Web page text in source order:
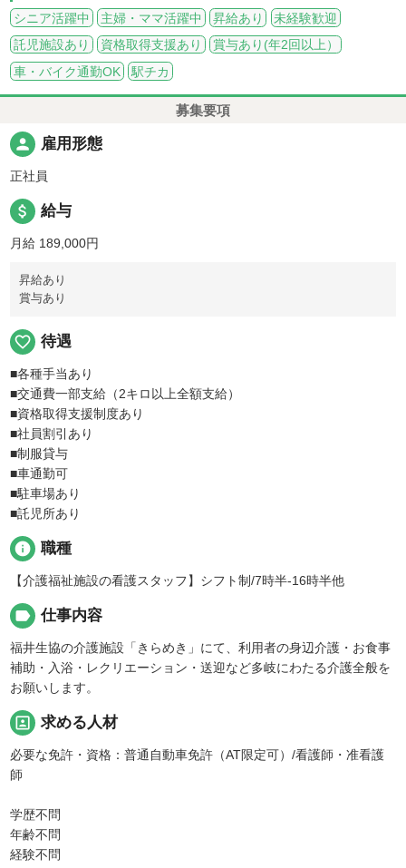
シニア活躍中
主婦・ママ活躍中 昇給あり
未経験歓迎
託児施設あり
資格取得支援あり
賞与あり(年2回以上）
車・バイク通勤OK
駅チカ
募集要項
person 雇用形態
正社員
attach_money 給与
月給 189,000円
昇給あり
賞与あり
favorite_border 待遇
■各種手当あり
■交通費一部支給（2キロ以上全額支給）
■資格取得支援制度あり
■社員割引あり
■制服貸与
■車通勤可
■駐車場あり
■託児所あり
info 職種
【介護福祉施設の看護スタッフ】シフト制/7時半-16時半他
label 仕事内容
福井生協の介護施設「きらめき」にて、利用者の身辺介護・お食事
補助・入浴・レクリエーション・送迎など多岐にわたる介護全般を
お願いします。
portrait 求める人材
必要な免許・資格：普通自動車免許（AT限定可）/看護師・准看護
師
学歴不問
年齢不問
経験不問